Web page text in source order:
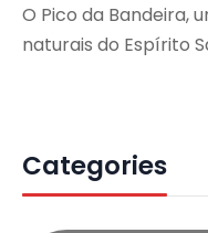
O Pico da Bandeira,
naturais do Espírito
Categories